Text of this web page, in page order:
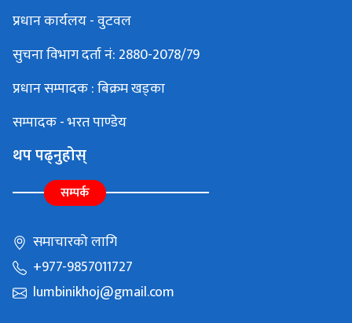
प्रधान कार्यलय - वुटवल
सुचना विभाग दर्ता नं: 2880-2078/79
प्रधान सम्पादक : बिक्रम खड्का
सम्पादक - भरत पाण्डेय
थप पढ्नुहोस्
सम्पर्क
समाचारको लागि
+977-9857011727
lumbinikhoj@gmail.com